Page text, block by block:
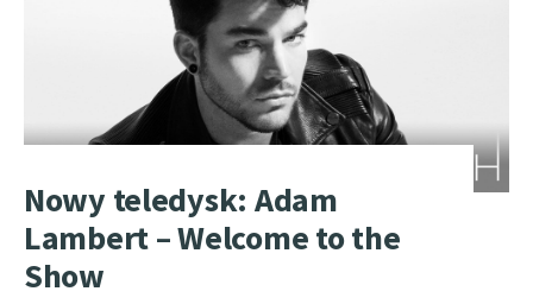
Nowy teledysk: Adam
Lambert – Welcome to the
Show